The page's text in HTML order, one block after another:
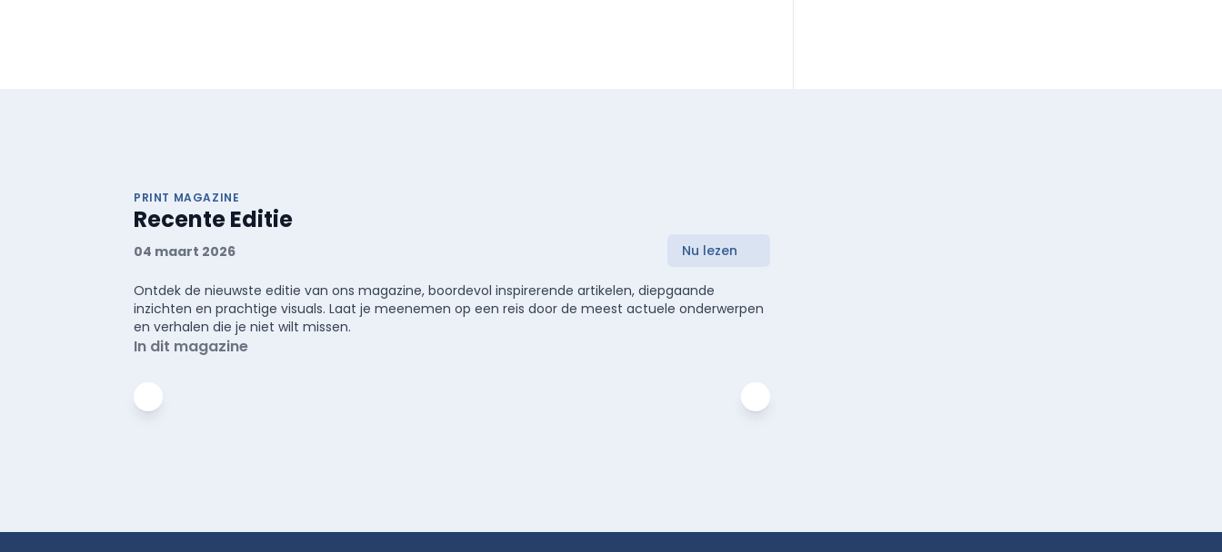
PRINT MAGAZINE
Recente Editie
04 maart 2026 Nu lezen
Ontdek de nieuwste editie van ons magazine, boordevol inspirerende artikelen, diepgaande
inzichten en prachtige visuals. Laat je meenemen op een reis door de meest actuele onderwerpen
en verhalen die je niet wilt missen.
In dit magazine